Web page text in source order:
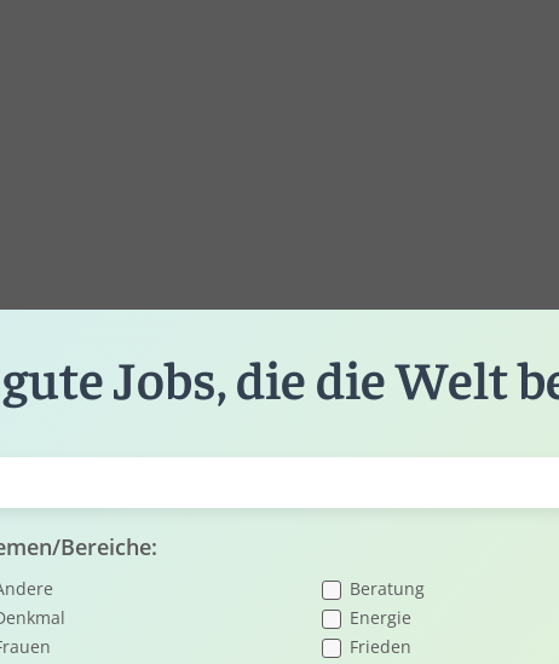
Jobs, die die Welt
Bereiche:
Beratung
Energie
Frieden